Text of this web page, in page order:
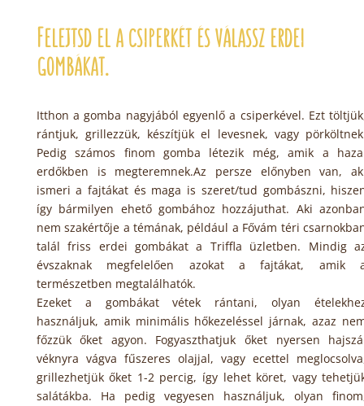
Felejtsd el a csiperkét és válassz erdei
gombákat.
Itthon a gomba nagyjából egyenlő a csiperkével. Ezt
rántjuk, grillezzük, készítjük el levesnek, vagy
Pedig számos finom gomba létezik még, amik a
erdőkben is megteremnek.Az persze előnyben van,
ismeri a fajtákat és maga is szeret/tud gombászni,
így bármilyen ehető gombához hozzájuthat. Aki
nem szakértője a témának, például a Fővám téri
talál friss erdei gombákat a Triffla üzletben. Mindig
évszaknak megfelelően azokat a fajtákat, amik
természetben megtalálhatók.
Ezeket a gombákat vétek rántani, olyan
használjuk, amik minimális hőkezeléssel járnak, azaz
főzzük őket agyon. Fogyaszthatjuk őket nyersen
véknyra vágva fűszeres olajjal, vagy ecettel
grillezhetjük őket 1-2 percig, így lehet köret, vagy
salátákba. Ha pedig vegyesen használjuk, olyan